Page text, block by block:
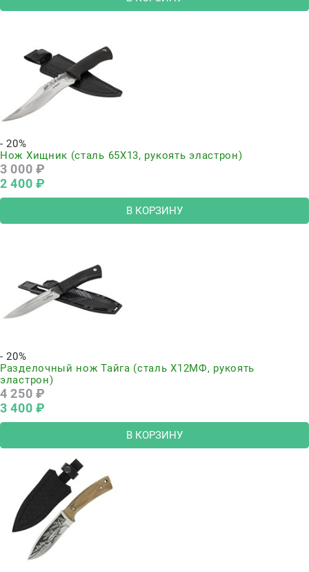
- 20%
Нож Хищник (сталь 65Х13, рукоять эластрон)
3 000 ₽
2 400 ₽
В КОРЗИНУ
- 20%
Разделочный нож Тайга (сталь Х12МФ, рукоять
эластрон)
4 250 ₽
3 400 ₽
В КОРЗИНУ